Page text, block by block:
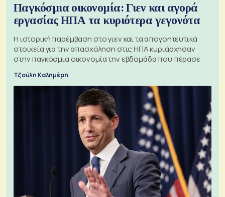
Παγκόσμια οικονομία: Γιεν και αγορά
εργασίας ΗΠΑ τα κυριότερα γεγονότα
Η ιστορική παρέμβαση στο γιεν και τα απογοητευτικά
στοιχεία για την απασχόληση στις ΗΠΑ κυριάρχησαν
στην παγκόσμια οικονομία την εβδομάδα που πέρασε
Τζούλη Καλημέρη